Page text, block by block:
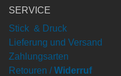
SERVICE
Stick & Druck
Lieferung und Versand
Zahlungsarten
Retouren / Widerruf